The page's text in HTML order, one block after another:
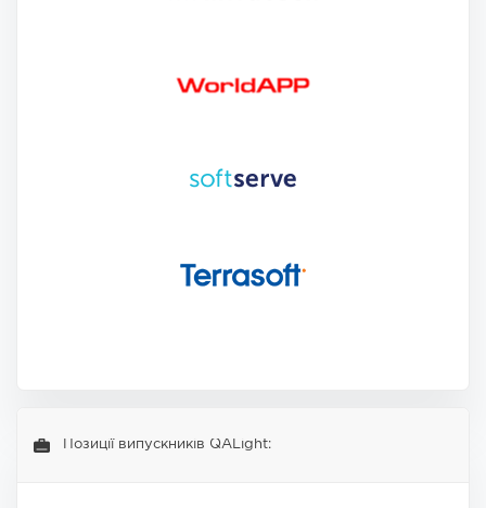
Позиції випускників QALight: